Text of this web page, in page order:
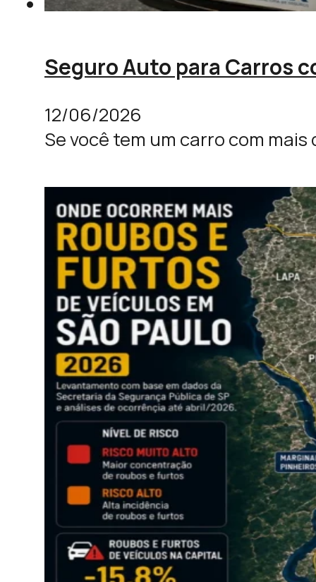
Seguro Auto para Carros
12/06/2026
Se você tem um carro com